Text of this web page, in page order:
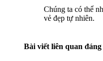
Chúng ta có thể
vẻ đẹp tự nhiên.
Bài viết liên quan